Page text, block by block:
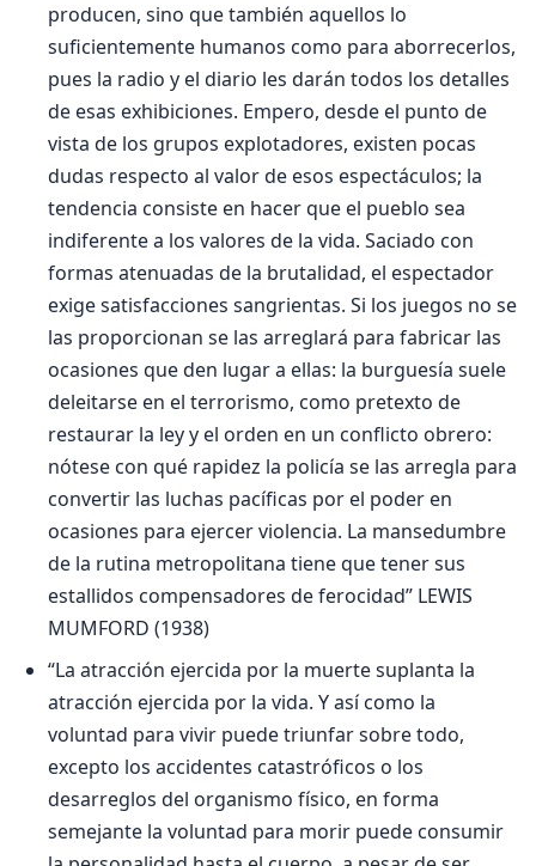
producen, sino que también aquellos lo
suficientemente humanos como para aborrecerlos,
pues la radio y el diario les darán todos los detalles
de esas exhibiciones. Empero, desde el punto de
vista de los grupos explotadores, existen pocas
dudas respecto al valor de esos espectáculos; la
tendencia consiste en hacer que el pueblo sea
indiferente a los valores de la vida. Saciado con
formas atenuadas de la brutalidad, el espectador
exige satisfacciones sangrientas. Si los juegos no se
las proporcionan se las arreglará para fabricar las
ocasiones que den lugar a ellas: la burguesía suele
deleitarse en el terrorismo, como pretexto de
restaurar la ley y el orden en un conflicto obrero:
nótese con qué rapidez la policía se las arregla para
convertir las luchas pacíficas por el poder en
ocasiones para ejercer violencia. La mansedumbre
de la rutina metropolitana tiene que tener sus
estallidos compensadores de ferocidad” LEWIS
MUMFORD (1938)
“La atracción ejercida por la muerte suplanta la
atracción ejercida por la vida. Y así como la
voluntad para vivir puede triunfar sobre todo,
excepto los accidentes catastróficos o los
desarreglos del organismo físico, en forma
semejante la voluntad para morir puede consumir